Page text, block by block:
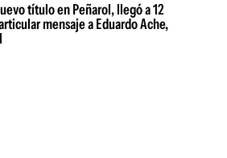
título en Peñarol, llegó a 12
mensaje a Eduardo Ache,